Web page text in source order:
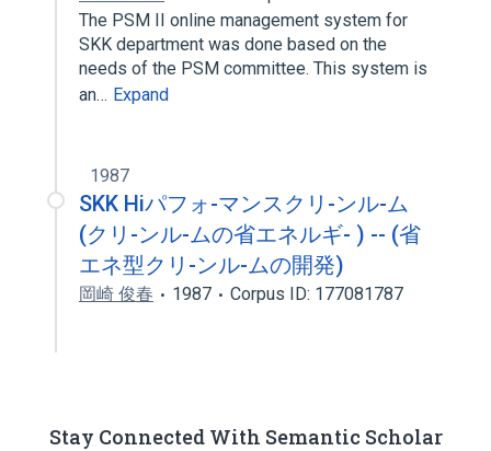
The PSM II online management system for
SKK department was done based on the
needs of the PSM committee. This system is
an… Expand
1987
SKK Hiパフォ-マンスクリ-ンル-ム
(クリ-ンル-ムの省エネルギ- ) -- (省
エネ型クリ-ンル-ムの開発)
岡崎 俊春 1987 Corpus ID: 177081787
Stay Connected With Semantic Scholar